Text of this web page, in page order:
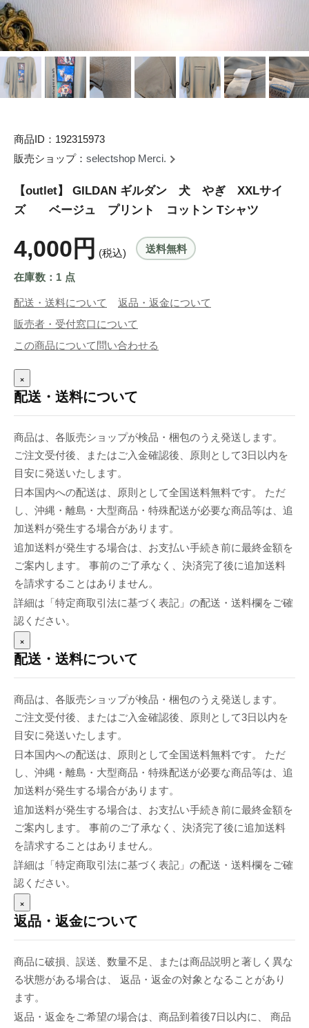
商品ID：192315973
販売ショップ： selectshop Merci.
【outlet】 GILDAN ギルダン 犬 やぎ XXLサイ
ズ ベージュ プリント コットン Tシャツ
4,000円 (税込) 送料無料
在庫数：1 点
配送・送料について
返品・返金について
販売者・受付窓口について
この商品について問い合わせる
×
配送・送料について
商品は、各販売ショップが検品・梱包のうえ発送します。
ご注文受付後、またはご入金確認後、原則として3日以内を
目安に発送いたします。
日本国内への配送は、原則として全国送料無料です。 ただ
し、沖縄・離島・大型商品・特殊配送が必要な商品等は、追
加送料が発生する場合があります。
追加送料が発生する場合は、お支払い手続き前に最終金額を
ご案内します。 事前のご了承なく、決済完了後に追加送料
を請求することはありません。
詳細は「特定商取引法に基づく表記」の配送・送料欄をご確
認ください。
×
配送・送料について
商品は、各販売ショップが検品・梱包のうえ発送します。
ご注文受付後、またはご入金確認後、原則として3日以内を
目安に発送いたします。
日本国内への配送は、原則として全国送料無料です。 ただ
し、沖縄・離島・大型商品・特殊配送が必要な商品等は、追
加送料が発生する場合があります。
追加送料が発生する場合は、お支払い手続き前に最終金額を
ご案内します。 事前のご了承なく、決済完了後に追加送料
を請求することはありません。
詳細は「特定商取引法に基づく表記」の配送・送料欄をご確
認ください。
×
返品・返金について
商品に破損、誤送、数量不足、または商品説明と著しく異な
る状態がある場合は、 返品・返金の対象となることがあり
ます。
返品・返金をご希望の場合は、商品到着後7日以内に、 商品